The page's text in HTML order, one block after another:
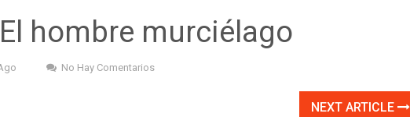
hombre murciélago
No Hay Comentarios
NEXT ARTICLE